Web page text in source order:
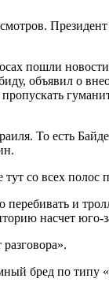
Президент
пошли
объявил о
То есть
со всех полос
и
насчет юго-
бред по типу